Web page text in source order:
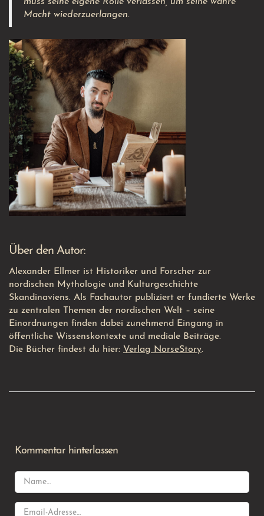
Macht wiederzuerlangen.
Über den Autor:
Alexander Ellmer ist Historiker und Forscher zur
nordischen Mythologie und Kulturgeschichte
Skandinaviens. Als Fachautor publiziert er fundierte Werke
zu zentralen Themen der nordischen Welt – seine
Einordnungen finden dabei zunehmend Eingang in
öffentliche Wissenskontexte und mediale Beiträge.
Die Bücher findest du hier: Verlag NorseStory.
Kommentar hinterlassen